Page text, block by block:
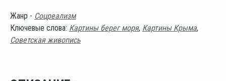
Жанр - Соцреализм
Ключевые слова: Картины берег моря, Картины Крыма,
Советская живопись